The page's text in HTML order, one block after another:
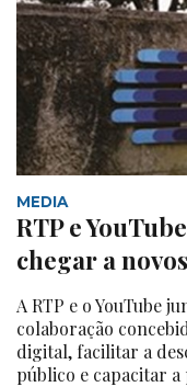
MEDIA
RTP e
chegar a
A RTP e o YouTube
colaboração
digital, facilitar a
público e capacitar a